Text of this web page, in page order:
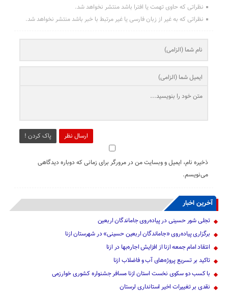
نظراتی که حاوی تهمت یا افترا باشد منتشر نخواهد شد.
نظراتی که به غیر از زبان فارسی یا غیر مرتبط با خبر باشد منتشر نخواهد شد.
ارسال نظر پاک کردن !
ذخیره نام، ایمیل و وبسایت من در مرورگر برای زمانی که دوباره دیدگاهی
می‌نویسم.
آخرین اخبار
تجلی شور حسینی در پیاده‌روی جاماندگان اربعین
برگزاری پیاده‌روی «جاماندگان اربعین حسینی» در شهرستان ازنا
انتقاد امام جمعه ازنا از افزایش اجاره‌بها در ازنا
تاکید بر تسریع پروژه‌های آب و فاضلاب ازنا
با کسب دو سکوی نخست استان ازنا مسافر جشنواره کشوری خوارزمی
نقدی بر تغییرات اخیر استانداری لرستان